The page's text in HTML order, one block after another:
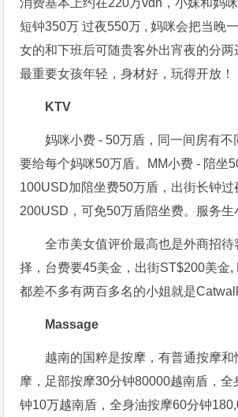
短钟350万 过夜550万 , 妈咪会把当晚
女的和下班后可随贵客外出宵夜的分两
最重要女孩年轻，身材好，玩得开放！
KTV
妈咪小费 - 50万盾，同一间房有不
要给每个妈咪50万盾。MM小费 - 陪坐
100USD加陪坐费50万盾，出街长钟过
200USD，可免50万盾陪坐费。服务生
全市美女值评价最高也是外商招待
择，台费要45美金，出街ST$200美金,
都差不多有两百多名的小姐就是
Massage
越南的国粹是按摩，有普通按摩和
摩，足部按摩30分钟80000越南盾，全
钟10万越南盾，全身油按摩60分钟